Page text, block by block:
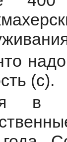
(с).
в